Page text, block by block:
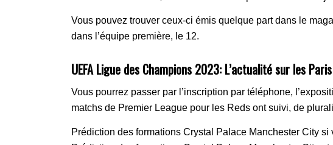
Vous pouvez trouver ceux-ci émis quelque part dans le
dans l’équipe première, le 12.
UEFA Ligue des Champions 2023: L’actualité sur les
Vous pourrez passer par l’inscription par téléphone,
matchs de Premier League pour les Reds ont suivi, de
Prédiction des formations Crystal Palace Manchester City